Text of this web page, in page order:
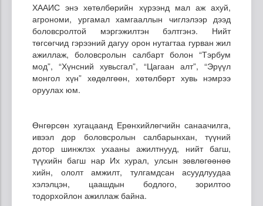
ХААИС энэ хөтөлбөрийн хүрээнд мал аж ахуй,
агрономи, ургамал хамгааллын чиглэлээр дээд
боловсролтой мэргэжилтэн бэлтгэнэ. Нийт
төгсөгчид гэрээний дагуу орон нутагтаа гурван жил
ажиллаж, боловсролын салбарт болон “Тэрбум
мод”, “Хүнсний хувьсгал”, “Цагаан алт”, “Эрүүл
монгол хүн” хөдөлгөөн, хөтөлбөрт хувь нэмрээ
оруулах юм.
Өнгөрсөн хугацаанд Ерөнхийлөгчийн санаачилга,
ивээл дор боловсролын салбарынхан, түүний
дотор шинжлэх ухааны ажилтнууд, нийт багш,
түүхийн багш нар Их хурал, улсын зөвлөгөөнөө
хийн, ололт амжилт, тулгамдсан асуудлуудаа
хэлэлцэн, цаашдын бодлого, зорилтоо
тодорхойлон ажиллаж байна.